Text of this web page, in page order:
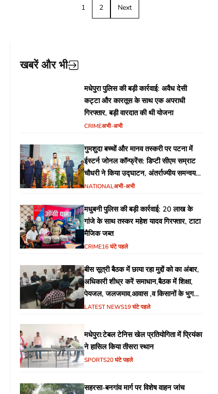
1 2 Next
खबरें और भी
मधेपुरा पुलिस की बड़ी कार्रवाई: अवैध देसी
कट्टा और कारतूस के साथ एक अपराधी
गिरफ्तार, बड़ी वारदात की थी योजना
CRIMEअभी-अभी
गुमशुदा बच्चों और मानव तस्करी पर पटना में
ईस्टर्न जोनल कॉन्फ्रेंस: डिप्टी सीएम सम्राट
चौधरी ने किया उद्घाटन, अंतर्राज्यीय समन्वय
पर जोर
NATIONALअभी-अभी
मधुबनी पुलिस की बड़ी कार्रवाई: 20 लाख के
गांजे के साथ तस्कर महेश यादव गिरफ्तार, टाटा
मैजिक जब्त
CRIME16 घंटे पहले
बीस सूत्री बैठक में छाया रहा मुद्दों को का अंबार,
अधिकारी शीध्र करें समाधान,बैठक में शिक्षा,
पेयजल, जलजमाव,आवास ,व किसानों के भुगतान
का उठा मुद्दा
LATEST NEWS19 घंटे पहले
मधेपुरा:टेबल टेनिस खेल प्रतियोगिता में प्रियंका
ने हासिल किया तीसरा स्थान
SPORTS20 घंटे पहले
सहरसा-बनगांव मार्ग पर विशेष वाहन जांच